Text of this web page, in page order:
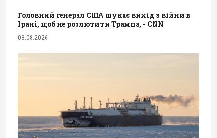
Головний генерал США шукає вихід з війни в
Ірані, щоб не розлютити Трампа, - CNN
08.08.2026